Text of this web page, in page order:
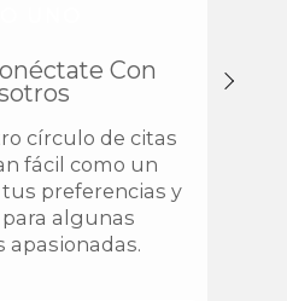
Con
círculo de citas
fácil como un
preferencias y
algunas
apasionadas.